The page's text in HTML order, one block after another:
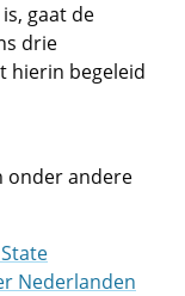
gaat de
drie
hierin begeleid
onder andere
Nederlanden